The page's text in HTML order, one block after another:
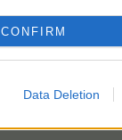
CONFIRM
Data Deletion